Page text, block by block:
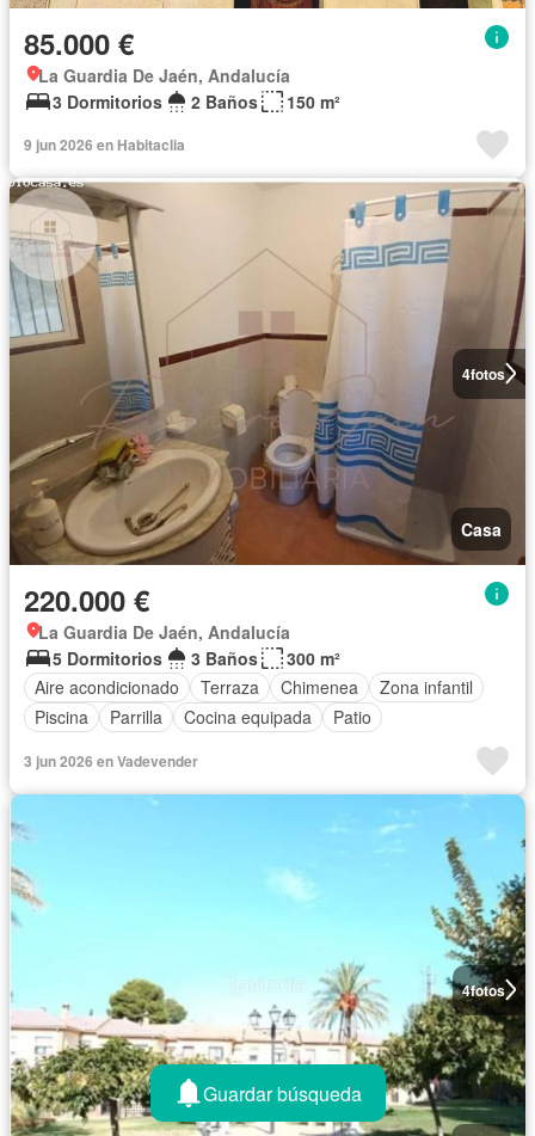
85.000 €
La Guardia De Jaén, Andalucía
3 Dormitorios
2 Baños 150 m²
9 jun 2026 en Habitaclia
4fotos
Casa
220.000 €
La Guardia De Jaén, Andalucía
5 Dormitorios
3 Baños
300 m²
Aire acondicionado
Terraza Chimenea
Zona infantil
Piscina
Parrilla Cocina equipada Patio
3 jun 2026 en Vadevender
4fotos
Guardar búsqueda